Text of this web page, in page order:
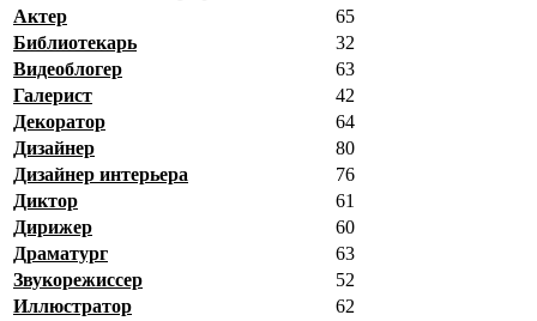
Актер
65
Библиотекарь
32
Видеоблогер
63
Галерист
42
Декоратор
64
Дизайнер
80
Дизайнер интерьера
76
Диктор
61
Дирижер
60
Драматург
63
Звукорежиссер
52
Иллюстратор
62